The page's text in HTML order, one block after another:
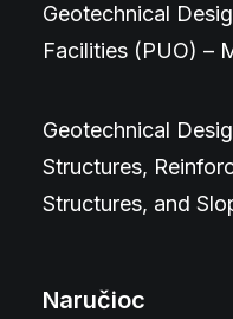
Geotechnical
Facilities (PUO) –
Geotechnical
Structures,
Structures, and
Naručioc